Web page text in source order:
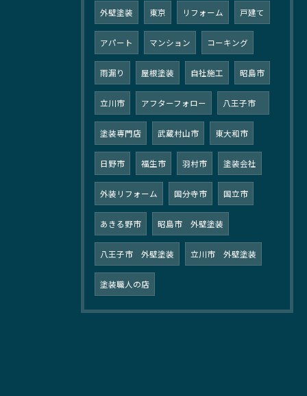
外壁塗装 東京 リフォーム 戸建て
アパート マンション コーキング
雨漏り 屋根塗装 自社施工 昭島市
立川市 アフターフォロー 八王子市
塗装専門店 武蔵村山市 東大和市
日野市 福生市 羽村市 塗装会社
外装リフォーム 国分寺市 国立市
あきる野市 昭島市 外壁塗装
八王子市 外壁塗装 立川市 外壁塗装
塗装職人の店